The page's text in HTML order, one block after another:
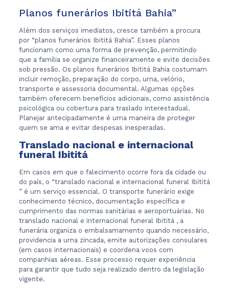
Planos funerários Ibititá Bahia”
Além dos serviços imediatos, cresce também a procura
por “planos funerários Ibititá Bahia”. Esses planos
funcionam como uma forma de prevenção, permitindo
que a família se organize financeiramente e evite decisões
sob pressão. Os planos funerários Ibititá Bahia costumam
incluir remoção, preparação do corpo, urna, velório,
transporte e assessoria documental. Algumas opções
também oferecem benefícios adicionais, como assistência
psicológica ou cobertura para traslado interestadual.
Planejar antecipadamente é uma maneira de proteger
quem se ama e evitar despesas inesperadas.
Translado nacional e internacional
funeral Ibititá
Em casos em que o falecimento ocorre fora da cidade ou
do país, o “translado nacional e internacional funeral Ibititá
” é um serviço essencial. O transporte funerário exige
conhecimento técnico, documentação específica e
cumprimento das normas sanitárias e aeroportuárias. No
translado nacional e internacional funeral Ibititá , a
funerária organiza o embalsamamento quando necessário,
providencia a urna zincada, emite autorizações consulares
(em casos internacionais) e coordena voos com
companhias aéreas. Esse processo requer experiência
para garantir que tudo seja realizado dentro da legislação
vigente.